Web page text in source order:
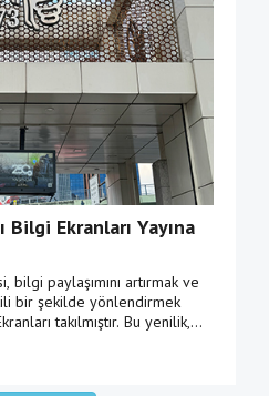
Bilgi Ekranları Yayına
bilgi paylaşımını artırmak ve
bir şekilde yönlendirmek
takılmıştır. Bu yenilik,
hedeflemektedir.